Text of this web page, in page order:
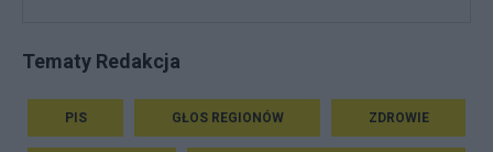
Tematy Redakcja
PIS GŁOS REGIONÓW ZDROWIE